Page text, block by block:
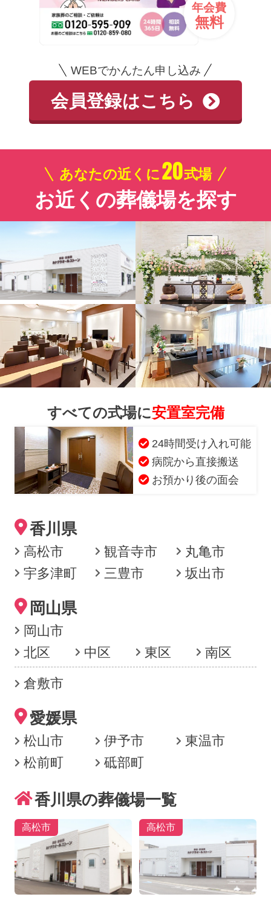
年会費
無料
WEBでかんたん申し込み
会員登録はこちら
あなたの近くに20式場
お近くの葬儀場を探す
すべての式場に安置室完備
24時間受け入れ可能
病院から直接搬送
お預かり後の面会
香川県
高松市 観音寺市
丸亀市
宇多津町
三豊市 坂出市
岡山県
岡山市
北区
中区 東区 南区
倉敷市
愛媛県
松山市 伊予市
東温市
松前町
砥部町
香川県の葬儀場一覧
高松市 高松市